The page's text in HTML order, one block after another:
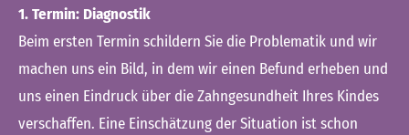
1. Termin: Diagnostik
Beim ersten Termin schildern Sie die Problematik und wir
machen uns ein Bild, in dem wir einen Befund erheben und
uns einen Eindruck über die Zahngesundheit Ihres Kindes
verschaffen. Eine Einschätzung der Situation ist schon